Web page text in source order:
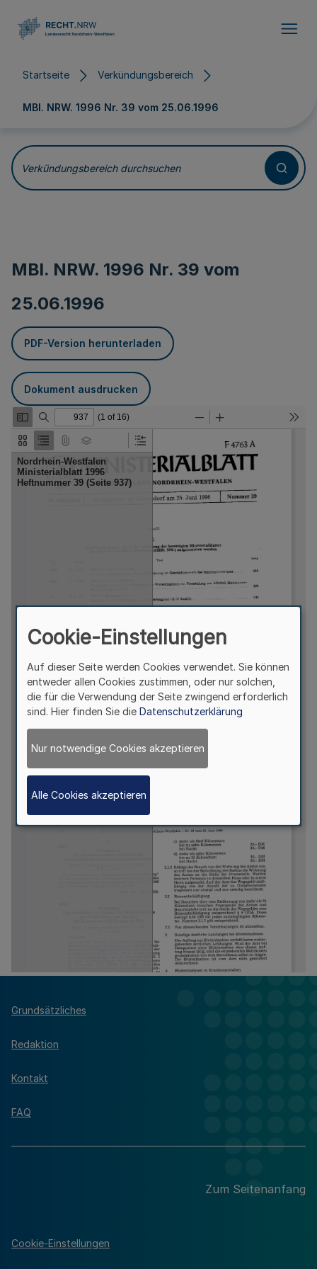
Startseite Verkündungsbereich
MBl. NRW. 1996 Nr. 39 vom 25.06.1996
Verkündungsbereich durchsuchen
MBl. NRW. 1996 Nr. 39 vom
25.06.1996
PDF-Version herunterladen
Dokument ausdrucken
Grundsätzliches
Redaktion
Kontakt
FAQ
Zum Seitenanfang
Cookie-Einstellungen
Cookie-Einstellungen
Auf dieser Seite werden Cookies verwendet. Sie können
entweder allen Cookies zustimmen, oder nur solchen,
die für die Verwendung der Seite zwingend erforderlich
sind. Hier finden Sie die Datenschutzerklärung
Nur notwendige Cookies akzeptieren
Alle Cookies akzeptieren